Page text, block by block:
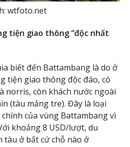
wtfoto.net
tiện giao thông “độc nhất
biết đến Battambang là do ở
tiện giao thông độc đáo, có
norris, còn khách nước ngoài
(tàu mảng tre). Đây là loại
của vùng Battambang vì
khoảng 8 USD/lượt, du
tàu ở bất cứ chỗ nào ở